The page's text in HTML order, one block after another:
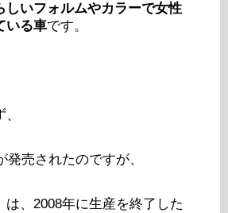
しいフォルムやカラーで女性
いる車です。
発売されたのですが、
は、2008年に生産を終了した